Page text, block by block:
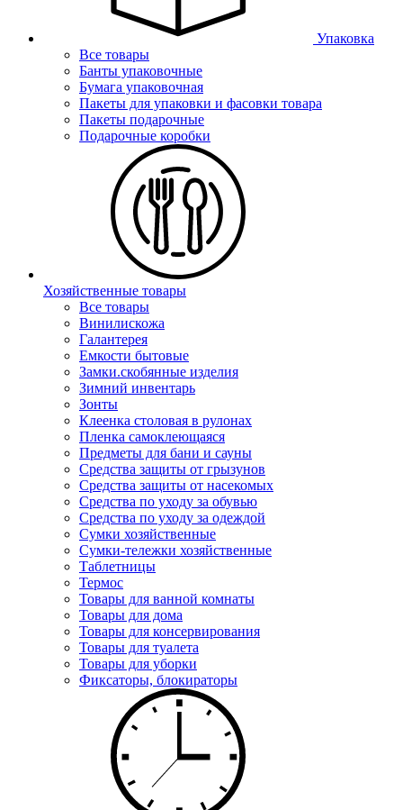
Упаковка
Все товары
Банты упаковочные
Бумага упаковочная
Пакеты для упаковки и фасовки товара
Пакеты подарочные
Подарочные коробки
Хозяйственные товары
Все товары
Винилискожа
Галантерея
Емкости бытовые
Замки.скобянные изделия
Зимний инвентарь
Зонты
Клеенка столовая в рулонах
Пленка самоклеющаяся
Предметы для бани и сауны
Средства защиты от грызунов
Средства защиты от насекомых
Средства по уходу за обувью
Средства по уходу за одеждой
Сумки хозяйственные
Сумки-тележки хозяйственные
Таблетницы
Термос
Товары для ванной комнаты
Товары для дома
Товары для консервирования
Товары для туалета
Товары для уборки
Фиксаторы, блокираторы